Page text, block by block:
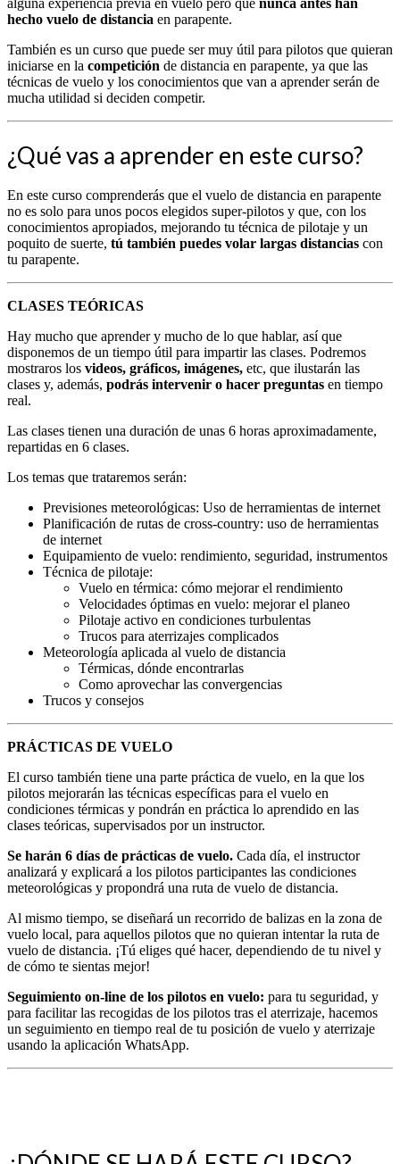
alguna experiencia previa en vuelo pero que nunca antes han
hecho vuelo de distancia en parapente.
También es un curso que puede ser muy útil para pilotos que quieran
iniciarse en la competición de distancia en parapente, ya que las
técnicas de vuelo y los conocimientos que van a aprender serán de
mucha utilidad si deciden competir.
¿Qué vas a aprender en este curso?
En este curso comprenderás que el vuelo de distancia en parapente
no es solo para unos pocos elegidos super-pilotos y que, con los
conocimientos apropiados, mejorando tu técnica de pilotaje y un
poquito de suerte, tú también puedes volar largas distancias con
tu parapente.
CLASES TEÓRICAS
Hay mucho que aprender y mucho de lo que hablar, así que
disponemos de un tiempo útil para impartir las clases. Podremos
mostraros los videos, gráficos, imágenes, etc, que ilustarán las
clases y, además, podrás intervenir o hacer preguntas en tiempo
real.
Las clases tienen una duración de unas 6 horas aproximadamente,
repartidas en 6 clases.
Los temas que trataremos serán:
Previsiones meteorológicas: Uso de herramientas de internet
Planificación de rutas de cross-country: uso de herramientas
de internet
Equipamiento de vuelo: rendimiento, seguridad, instrumentos
Técnica de pilotaje:
Vuelo en térmica: cómo mejorar el rendimiento
Velocidades óptimas en vuelo: mejorar el planeo
Pilotaje activo en condiciones turbulentas
Trucos para aterrizajes complicados
Meteorología aplicada al vuelo de distancia
Térmicas, dónde encontrarlas
Como aprovechar las convergencias
Trucos y consejos
PRÁCTICAS DE VUELO
El curso también tiene una parte práctica de vuelo, en la que los
pilotos mejorarán las técnicas específicas para el vuelo en
condiciones térmicas y pondrán en práctica lo aprendido en las
clases teóricas, supervisados por un instructor.
Se harán 6 días de prácticas de vuelo. Cada día, el instructor
analizará y explicará a los pilotos participantes las condiciones
meteorológicas y propondrá una ruta de vuelo de distancia.
Al mismo tiempo, se diseñará un recorrido de balizas en la zona de
vuelo local, para aquellos pilotos que no quieran intentar la ruta de
vuelo de distancia. ¡Tú eliges qué hacer, dependiendo de tu nivel y
de cómo te sientas mejor!
Seguimiento on-line de los pilotos en vuelo: para tu seguridad, y
para facilitar las recogidas de los pilotos tras el aterrizaje, hacemos
un seguimiento en tiempo real de tu posición de vuelo y aterrizaje
usando la aplicación WhatsApp.